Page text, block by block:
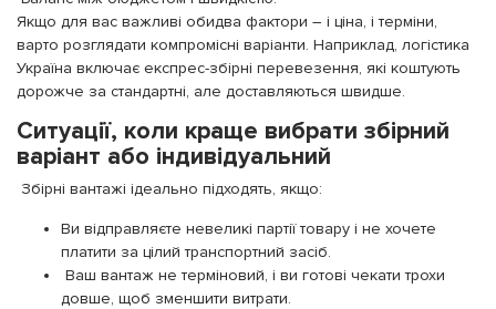
Якщо для вас важливі обидва фактори – і ціна, і терміни,
варто розглядати компромісні варіанти. Наприклад, логістика
Україна включає експрес-збірні перевезення, які коштують
дорожче за стандартні, але доставляються швидше.
Ситуації, коли краще вибрати збірний
варіант або індивідуальний
Збірні вантажі ідеально підходять, якщо:
Ви відправляєте невеликі партії товару і не хочете
платити за цілий транспортний засіб.
Ваш вантаж не терміновий, і ви готові чекати трохи
довше, щоб зменшити витрати.